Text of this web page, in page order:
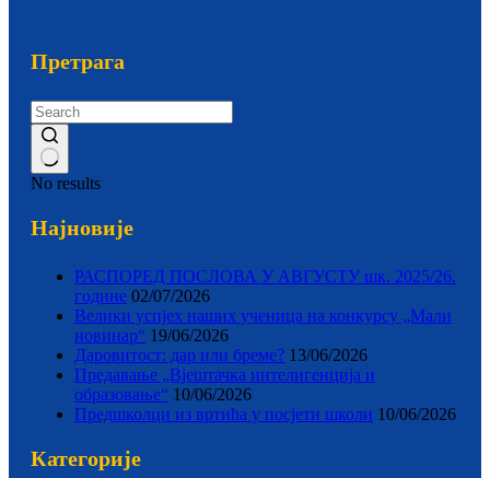
Претрага
No results
Најновије
РАСПОРЕД ПОСЛОВА У АВГУСТУ шк. 2025/26.
године 02/07/2026
Велики успјех наших ученица на конкурсу „Мали
новинар“ 19/06/2026
Даровитост: дар или бреме? 13/06/2026
Предавање „Вјештачка интелигенција и
образовање“ 10/06/2026
Предшколци из вртића у посјети школи 10/06/2026
Категорије